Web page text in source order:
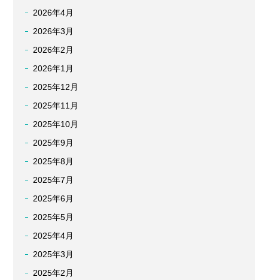
2026年4月
2026年3月
2026年2月
2026年1月
2025年12月
2025年11月
2025年10月
2025年9月
2025年8月
2025年7月
2025年6月
2025年5月
2025年4月
2025年3月
2025年2月